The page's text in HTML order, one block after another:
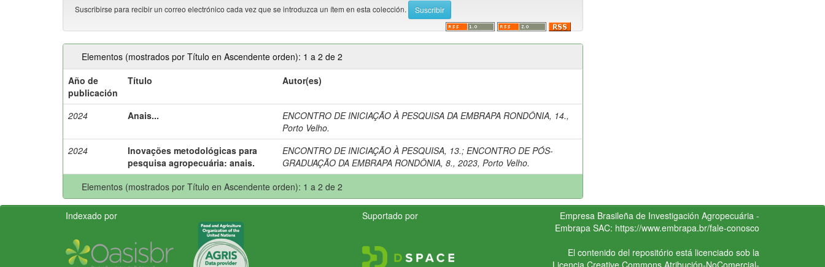
Suscribirse para recibir un correo electrónico cada vez que se introduzca un ítem en esta colección.
Elementos (mostrados por Título en Ascendente orden): 1 a 2 de 2
Año de
publicación
Título Autor(es)
2024 Anais...
ENCONTRO DE INICIAÇÃO À PESQUISA DA EMBRAPA RONDÔNIA, 14.,
Porto Velho.
2024
Inovações metodológicas para
pesquisa agropecuária: anais.
ENCONTRO DE INICIAÇÃO À PESQUISA, 13.;ENCONTRO DE PÓS-
GRADUAÇÃO DA EMBRAPA RONDÔNIA, 8., 2023, Porto Velho.
Elementos (mostrados por Título en Ascendente orden): 1 a 2 de 2
Indexado por Suportado por
Empresa Brasileña de Investigación Agropecuária -
Embrapa SAC: https://www.embrapa.br/fale-conosco
El contenido del repositório está licenciado sob la
Licencia Creative CommonsAtribución-NoComercial-